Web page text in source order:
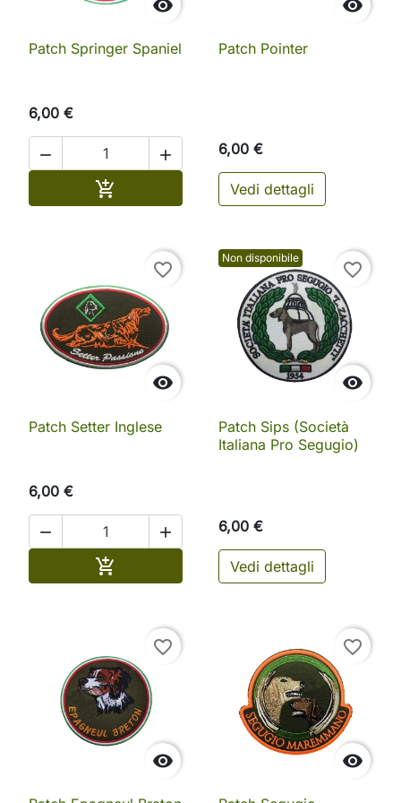

Patch Springer Spaniel
6,00 €
 
 Aggiungi al carrello

Patch Pointer
6,00 €
Vedi dettagli

favorite_border
Patch Setter Inglese
6,00 €
 
 Aggiungi al carrello
Non disponibile

favorite_border
Patch Sips (Società
Italiana Pro Segugio)
6,00 €
Vedi dettagli

favorite_border

favorite_border